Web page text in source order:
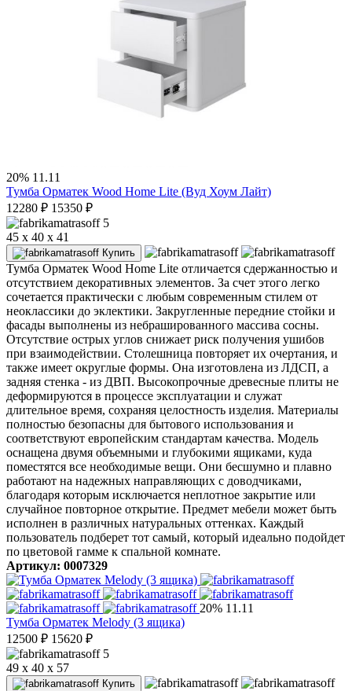
20% 11.11
Тумба Орматек Wood Home Lite (Вуд Хоум Лайт)
12280 ₽ 15350 ₽
5
45 x 40 x 41
Купить
Тумба Орматек Wood Home Lite отличается сдержанностью и
отсутствием декоративных элементов. За счет этого легко
сочетается практически с любым современным стилем от
неоклассики до эклектики. Закругленные передние стойки и
фасады выполнены из небрашированного массива сосны.
Отсутствие острых углов снижает риск получения ушибов
при взаимодействии. Столешница повторяет их очертания, и
также имеет округлые формы. Она изготовлена из ЛДСП, а
задняя стенка - из ДВП. Высокопрочные древесные плиты не
деформируются в процессе эксплуатации и служат
длительное время, сохраняя целостность изделия. Материалы
полностью безопасны для бытового использования и
соответствуют европейским стандартам качества. Модель
оснащена двумя объемными и глубокими ящиками, куда
поместятся все необходимые вещи. Они бесшумно и плавно
работают на надежных направляющих с доводчиками,
благодаря которым исключается неплотное закрытие или
случайное повторное открытие. Предмет мебели может быть
исполнен в различных натуральных оттенках. Каждый
пользователь подберет тот самый, который идеально подойдет
по цветовой гамме к спальной комнате.
Артикул: 0007329
20% 11.11
Тумба Орматек Melody (3 ящика)
12500 ₽ 15620 ₽
5
49 x 40 x 57
Купить